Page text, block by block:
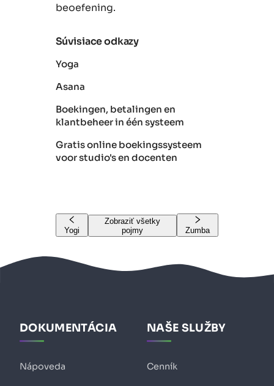
beoefening.
Súvisiace odkazy
Yoga
Asana
Boekingen, betalingen en
klantbeheer in één systeem
Gratis online boekingssysteem
voor studio's en docenten
Yogi
Zobraziť všetky
pojmy
Zumba
DOKUMENTÁCIA
Nápoveda
NAŠE SLUŽBY
Cenník